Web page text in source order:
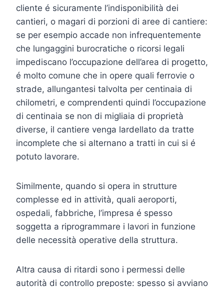
cliente é sicuramente l’indisponibilità dei
cantieri, o magari di porzioni di aree di cantiere:
se per esempio accade non infrequentemente
che lungaggini burocratiche o ricorsi legali
impediscano l’occupazione dell’area di progetto,
é molto comune che in opere quali ferrovie o
strade, allungantesi talvolta per centinaia di
chilometri, e comprendenti quindi l’occupazione
di centinaia se non di migliaia di proprietà
diverse, il cantiere venga lardellato da tratte
incomplete che si alternano a tratti in cui si é
potuto lavorare.
Similmente, quando si opera in strutture
complesse ed in attività, quali aeroporti,
ospedali, fabbriche, l’impresa é spesso
soggetta a riprogrammare i lavori in funzione
delle necessità operative della struttura.
Altra causa di ritardi sono i permessi delle
autorità di controllo preposte: spesso si avviano